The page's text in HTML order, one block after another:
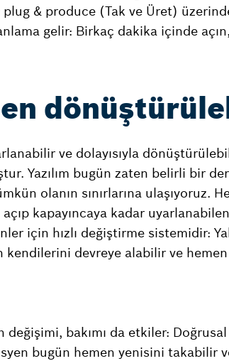
& produce (Tak ve Üret)
gelir: Birkaç dakika içinde
ve dolayısıyla
Yazılım bugün zaten belirli bir
olanın sınırlarına ulaşıyoruz.
kapayıncaya kadar
için hızlı değiştirme sistemidir:
kendilerini devreye alabilir ve
değişimi, bakımı da etkiler:
bugün hemen yenisini takabilir